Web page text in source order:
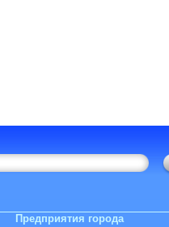
Предприятия города